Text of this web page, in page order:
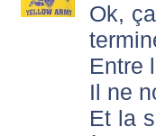
Ok,
Entre
Il ne
Et la